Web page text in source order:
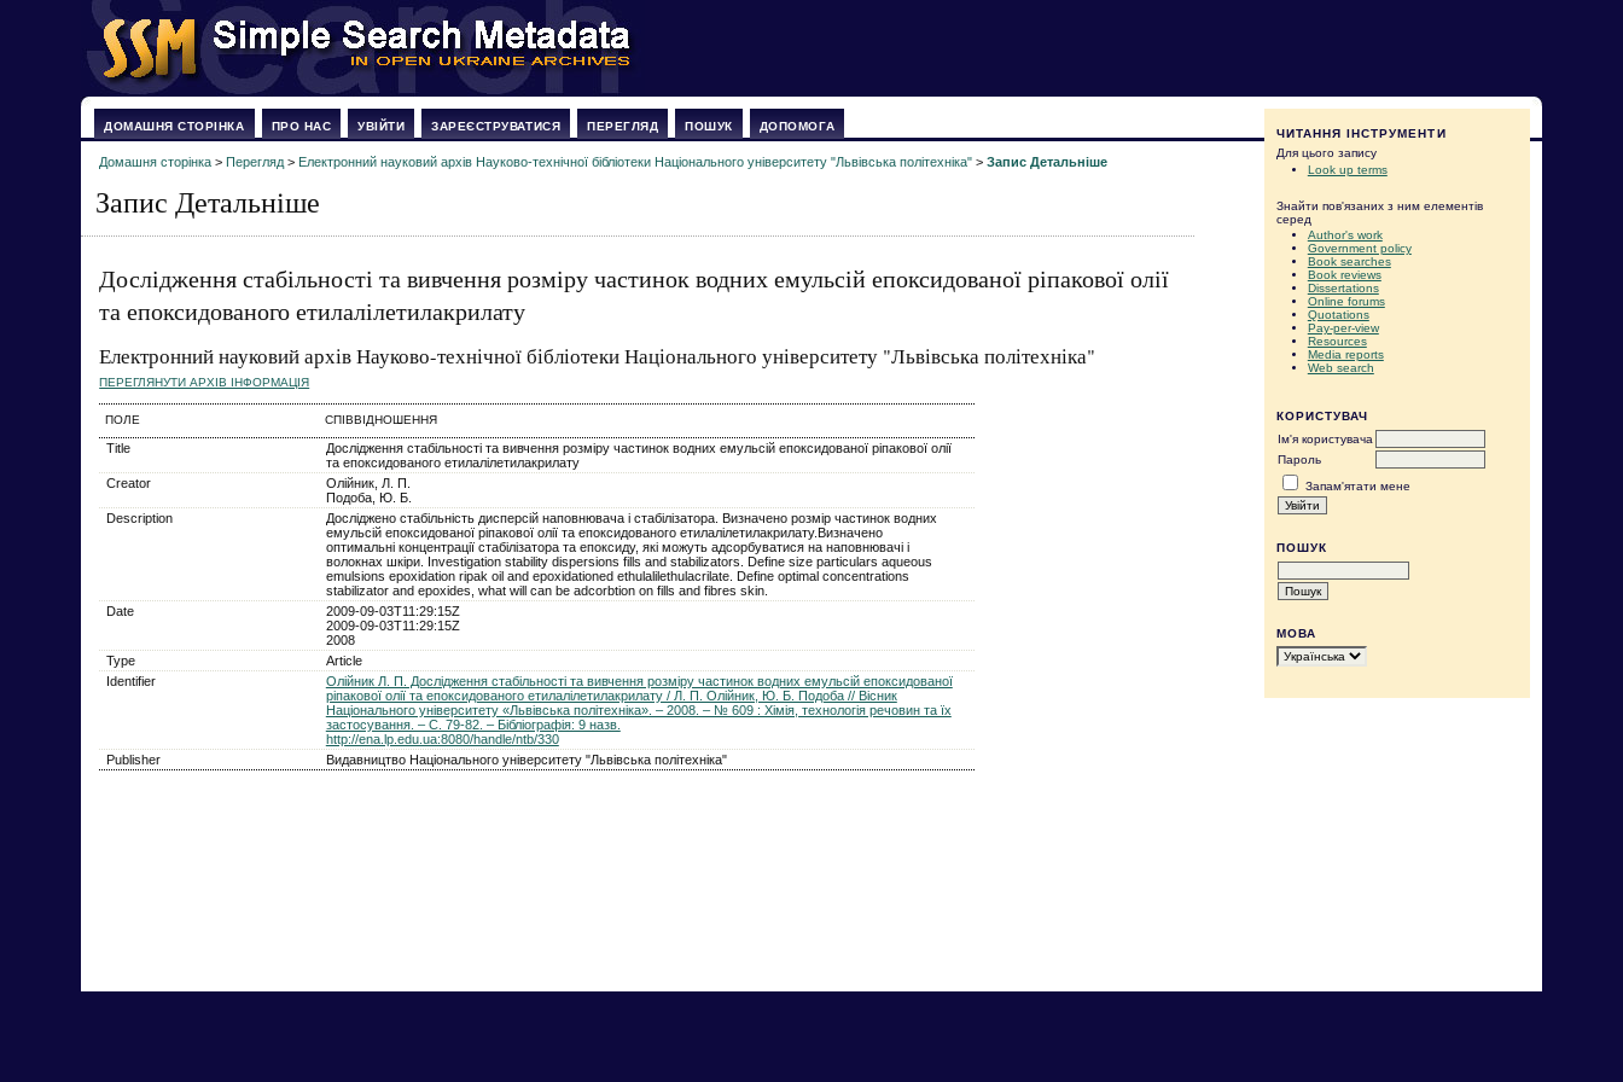
ЧИТАННЯ ІНСТРУМЕНТИ
Для цього запису
Look up terms
Знайти пов'язаних з ним елементів
серед
Author's work
Government policy
Book searches
Book reviews
Dissertations
Online forums
Quotations
Pay-per-view
Resources
Media reports
Web search
КОРИСТУВАЧ
Ім'я користувача
Пароль
Запам'ятати мене
ПОШУК
МОВА
ДОМАШНЯ СТОРІНКА ПРО НАС УВІЙТИ ЗАРЕЄСТРУВАТИСЯ ПЕРЕГЛЯД ПОШУК ДОПОМОГА
Домашня сторінка >Перегляд > Електронний науковий архів Науково-технічної бібліотеки Національного університету "Львівська політехніка" >Запис Детальніше
Запис Детальніше
Дослідження стабільності та вивчення розміру частинок водних емульсій епоксидованої ріпакової олії
та епоксидованого етилалілетилакрилату
Електронний науковий архів Науково-технічної бібліотеки Національного університету "Львівська політехніка"
ПЕРЕГЛЯНУТИ АРХІВ ІНФОРМАЦІЯ
ПОЛЕ СПІВВІДНОШЕННЯ
Title
Дослідження стабільності та вивчення розміру частинок водних емульсій епоксидованої ріпакової олії
та епоксидованого етилалілетилакрилату
Creator
Олійник, Л. П.
Подоба, Ю. Б.
Description
Досліджено стабільність дисперсій наповнювача і стабілізатора. Визначено розмір частинок водних
емульсій епоксидованої ріпакової олії та епоксидованого етилалілетилакрилату.Визначено
оптимальні концентрації стабілізатора та епоксиду, які можуть адсорбуватися на наповнювачі і
волокнах шкіри. Investigation stability dispersions fills and stabilizators. Define size particulars aqueous
emulsions epoxidation ripak oil and epoxidationed ethulalilethulacrilate. Define optimal concentrations
stabilizator and epoxides, what will can be adcorbtion on fills and fibres skin.
Date
2009-09-03T11:29:15Z
2009-09-03T11:29:15Z
2008
Type
Article
Identifier
Олійник Л. П. Дослідження стабільності та вивчення розміру частинок водних емульсій епоксидованої
ріпакової олії та епоксидованого етилалілетилакрилату / Л. П. Олійник, Ю. Б. Подоба // Вісник
Національного університету «Львівська політехніка». – 2008. – № 609 : Хімія, технологія речовин та їх
застосування. – С. 79-82. – Бібліографія: 9 назв.
http://ena.lp.edu.ua:8080/handle/ntb/330
Publisher
Видавництво Національного університету "Львівська політехніка"